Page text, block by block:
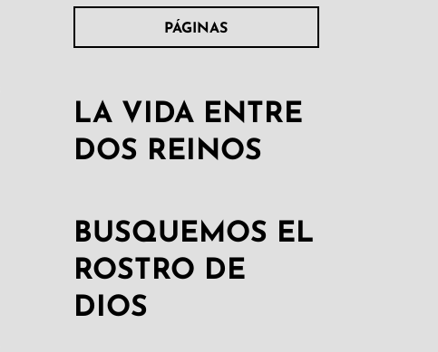
PÁGINAS
LA VIDA ENTRE
DOS REINOS
BUSQUEMOS EL
ROSTRO DE
DIOS